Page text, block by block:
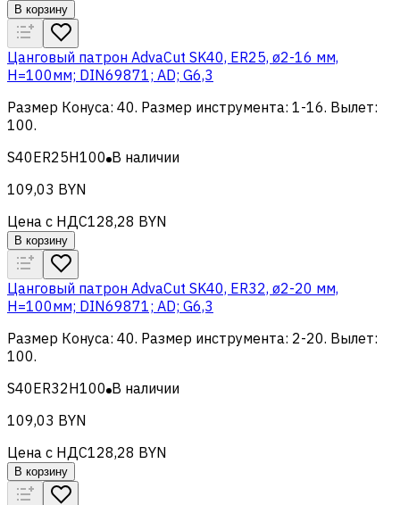
В корзину
Цанговый патрон AdvaCut SK40, ER25, ø2-16 мм,
H=100мм; DIN69871; AD; G6,3
Размер Конуса: 40. Размер инструмента: 1-16. Вылет:
100.
S40ER25H100 В наличии
109,03 BYN
Цена с НДС128,28 BYN
В корзину
Цанговый патрон AdvaCut SK40, ER32, ø2-20 мм,
H=100мм; DIN69871; AD; G6,3
Размер Конуса: 40. Размер инструмента: 2-20. Вылет:
100.
S40ER32H100 В наличии
109,03 BYN
Цена с НДС128,28 BYN
В корзину